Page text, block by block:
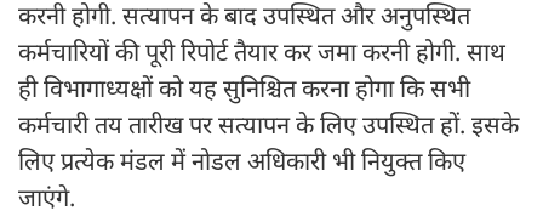
करनी होगी. सत्यापन के बाद उपस्थित और अनुपस्थित
कर्मचारियों की पूरी रिपोर्ट तैयार कर जमा करनी होगी. साथ
ही विभागाध्यक्षों को यह सुनिश्चित करना होगा कि सभी
कर्मचारी तय तारीख पर सत्यापन के लिए उपस्थित हों. इसके
लिए प्रत्येक मंडल में नोडल अधिकारी भी नियुक्त किए
जाएंगे.